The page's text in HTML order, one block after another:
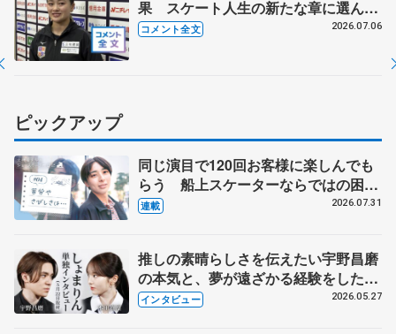
果 スケート人生の新たな章に選んだ
ラフマニノフへの思い 【全日本シニ
コメント全文 2026.07.06
ピックアップ
同じ演目で120回お客様に楽しんでも
らう 船上スケーターならではの困難
とは 影響あったPIW前キャプテン松
連載 2026.07.31
推しの素晴らしさを伝えたい宇野昌磨
の本気と、夢が遠ざかる経験をした本
田真凜の覚悟
インタビュー 2026.05.27